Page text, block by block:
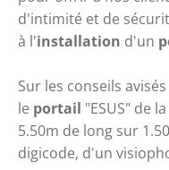
d'intimité et de
à l'installation d'un
Sur les conseils
le portail "ESUS" de
5.50m de long sur
digicode, d'un